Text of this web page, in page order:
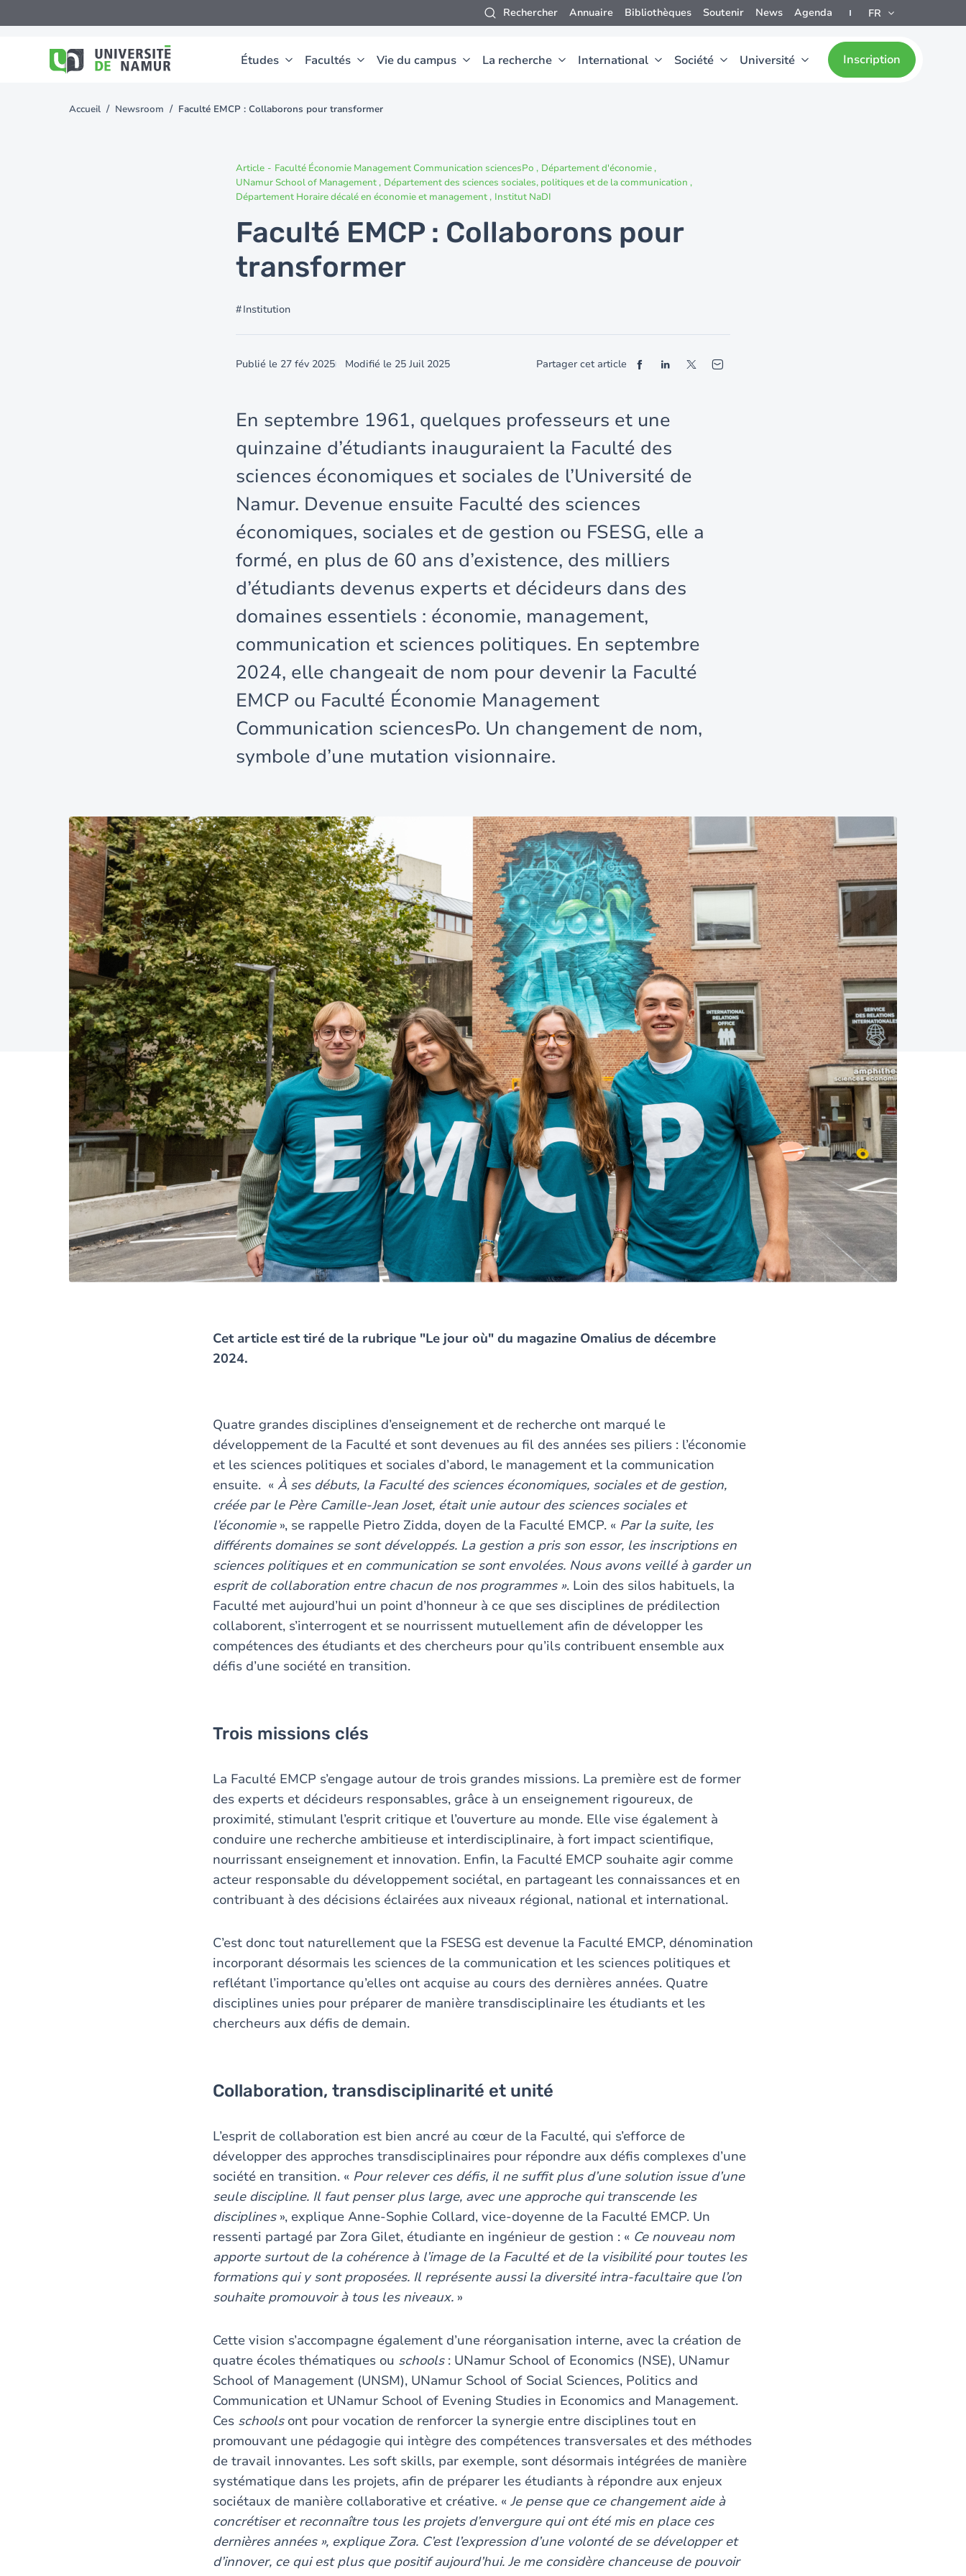
Rechercher Annuaire Bibliothèques Soutenir News Agenda FR
Études Facultés Vie du campus La recherche International Société Université Inscription
au
You
Accueil Newsroom Faculté EMCP : Collaborons pour transformer
Article - Faculté Économie Management Communication sciencesPo
Département d'économie
UNamur School of Management
Département des sciences sociales, politiques et de la communication
Département Horaire décalé en économie et management
Institut NaDI
Faculté EMCP : Collaborons pour
transformer
Institution
Publié le 27 fév 2025 Modifié le 25 Juil 2025 Partager cet article
En septembre 1961, quelques professeurs et une
quinzaine d’étudiants inauguraient la Faculté des
sciences économiques et sociales de l’Université de
Namur. Devenue ensuite Faculté des sciences
économiques, sociales et de gestion ou FSESG, elle a
formé, en plus de 60 ans d’existence, des milliers
d’étudiants devenus experts et décideurs dans des
domaines essentiels : économie, management,
communication et sciences politiques. En septembre
2024, elle changeait de nom pour devenir la Faculté
EMCP ou Faculté Économie Management
Communication sciencesPo. Un changement de nom,
symbole d’une mutation visionnaire.
Cet article est tiré de la rubrique "Le jour où" du magazine Omalius de décembre
2024.
Quatre grandes disciplines d’enseignement et de recherche ont marqué le
développement de la Faculté et sont devenues au fil des années ses piliers : l’économie
et les sciences politiques et sociales d’abord, le management et la communication
ensuite. « À ses débuts, la Faculté des sciences économiques, sociales et de gestion,
créée par le Père Camille-Jean Joset, était unie autour des sciences sociales et
l’économie», se rappelle Pietro Zidda, doyen de la Faculté EMCP. « Par la suite, les
différents domaines se sont développés. La gestion a pris son essor, les inscriptions en
sciences politiques et en communication se sont envolées. Nous avons veillé à garder un
esprit de collaboration entre chacun de nos programmes ». Loin des silos habituels, la
Faculté met aujourd’hui un point d’honneur à ce que ses disciplines de prédilection
collaborent, s’interrogent et se nourrissent mutuellement afin de développer les
compétences des étudiants et des chercheurs pour qu’ils contribuent ensemble aux
défis d’une société en transition.
Trois missions clés
La Faculté EMCP s’engage autour de trois grandes missions. La première est de former
des experts et décideurs responsables, grâce à un enseignement rigoureux, de
proximité, stimulant l’esprit critique et l’ouverture au monde. Elle vise également à
conduire une recherche ambitieuse et interdisciplinaire, à fort impact scientifique,
nourrissant enseignement et innovation. Enfin, la Faculté EMCP souhaite agir comme
acteur responsable du développement sociétal, en partageant les connaissances et en
contribuant à des décisions éclairées aux niveaux régional, national et international.
C’est donc tout naturellement que la FSESG est devenue la Faculté EMCP, dénomination
incorporant désormais les sciences de la communication et les sciences politiques et
reflétant l’importance qu’elles ont acquise au cours des dernières années. Quatre
disciplines unies pour préparer de manière transdisciplinaire les étudiants et les
chercheurs aux défis de demain.
Collaboration, transdisciplinarité et unité
L’esprit de collaboration est bien ancré au cœur de la Faculté, qui s’efforce de
développer des approches transdisciplinaires pour répondre aux défis complexes d’une
société en transition. « Pour relever ces défis, il ne suffit plus d’une solution issue d’une
seule discipline. Il faut penser plus large, avec une approche qui transcende les
disciplines», explique Anne-Sophie Collard, vice-doyenne de la Faculté EMCP. Un
ressenti partagé par Zora Gilet, étudiante en ingénieur de gestion : « Ce nouveau nom
apporte surtout de la cohérence à l’image de la Faculté et de la visibilité pour toutes les
formations qui y sont proposées. Il représente aussi la diversité intra-facultaire que l’on
souhaite promouvoir à tous les niveaux. »
Cette vision s’accompagne également d’une réorganisation interne, avec la création de
quatre écoles thématiques ou schools: UNamur School of Economics (NSE), UNamur
School of Management (UNSM), UNamur School of Social Sciences, Politics and
Communication et UNamur School of Evening Studies in Economics and Management.
Ces schoolsont pour vocation de renforcer la synergie entre disciplines tout en
promouvant une pédagogie qui intègre des compétences transversales et des méthodes
de travail innovantes. Les soft skills, par exemple, sont désormais intégrées de manière
systématique dans les projets, afin de préparer les étudiants à répondre aux enjeux
sociétaux de manière collaborative et créative. « Je pense que ce changement aide à
concrétiser et reconnaître tous les projets d’envergure qui ont été mis en place ces
dernières années », explique Zora. C’est l’expression d’une volonté de se développer et
d’innover, ce qui est plus que positif aujourd’hui. Je me considère chanceuse de pouvoir